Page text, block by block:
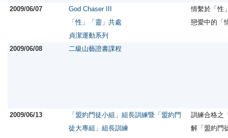
2009/06/07
God Chaser III
「性」「靈」共處
貞潔運動系列
情繫於「性
戀愛中的「
2009/06/08 二級山藝證書課程
2009/06/13
「盟約門徒小組」組長訓練暨「盟約門
徒大專組」組長訓練
訓練合格之
解「盟約門